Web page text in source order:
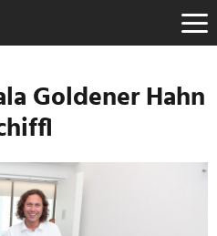
Goldener Hahn